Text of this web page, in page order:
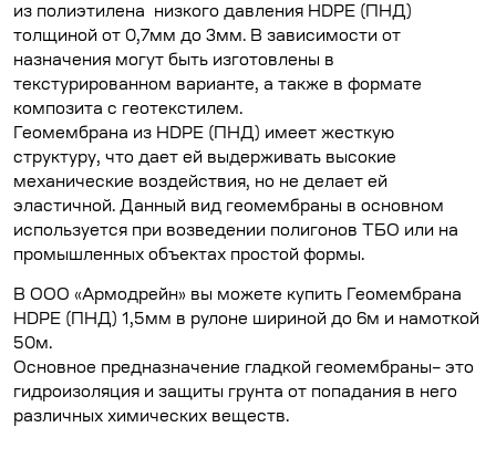
из полиэтилена низкого давления HDPE (ПНД)
толщиной от 0,7мм до 3мм. В зависимости от
назначения могут быть изготовлены в
текстурированном варианте, а также в формате
композита с геотекстилем.
Геомембрана из HDPE (ПНД) имеет жесткую
структуру, что дает ей выдерживать высокие
механические воздействия, но не делает ей
эластичной. Данный вид геомембраны в основном
используется при возведении полигонов ТБО или на
промышленных объектах простой формы.
В ООО «Армодрейн» вы можете купить Геомембрана
HDPE (ПНД) 1,5мм в рулоне шириной до 6м и намоткой
50м.
Основное предназначение гладкой геомембраны– это
гидроизоляция и защиты грунта от попадания в него
различных химических веществ.